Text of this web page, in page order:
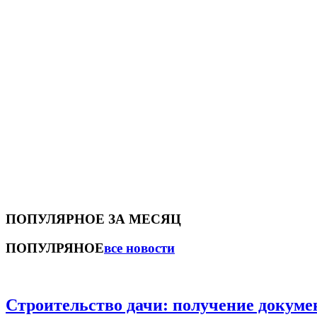
ПОПУЛЯРНОЕ ЗА МЕСЯЦ
ПОПУЛРЯНОЕвсе новости
Строительство дачи: получение